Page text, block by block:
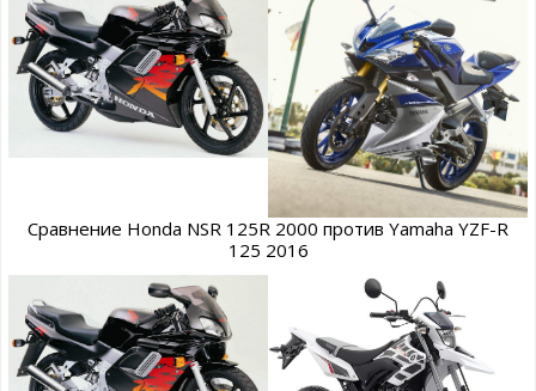
Сравнение Honda NSR 125R 2000 против Yamaha YZF-R
125 2016